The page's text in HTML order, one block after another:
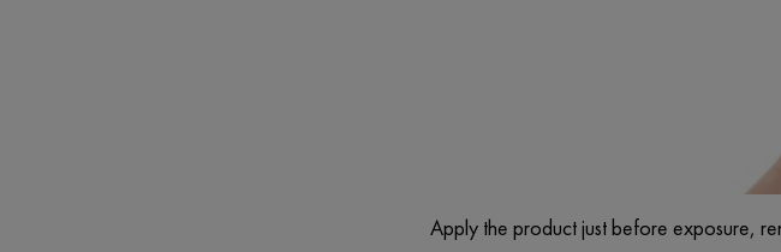
Apply the product just before exposure,